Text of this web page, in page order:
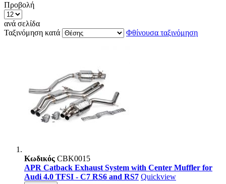
Προβολή
ανά σελίδα
Ταξινόμηση κατά
Φθίνουσα ταξινόμηση
Κωδικός CBK0015
APR Catback Exhaust System with Center Muffler for
Audi 4.0 TFSI - C7 RS6 and RS7 Quickview